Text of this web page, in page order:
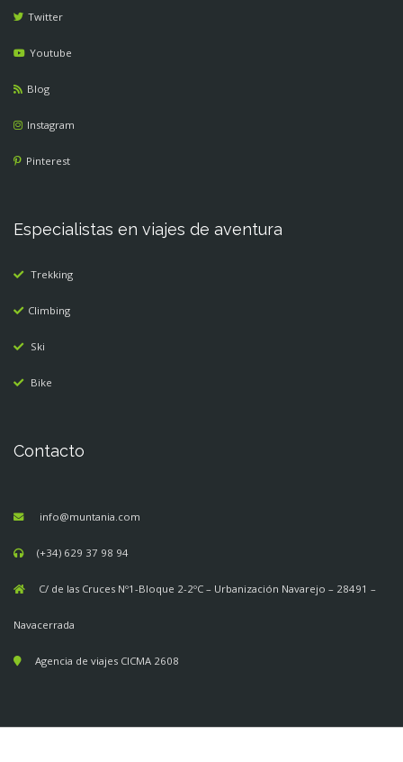
Twitter
Youtube
Blog
Instagram
Pinterest
Especialistas en viajes de aventura
Trekking
Climbing
Ski
Bike
Contacto
info@muntania.com
(+34) 629 37 98 94
C/ de las Cruces Nº1-Bloque 2-2ºC – Urbanización Navarejo – 28491 –
Navacerrada
Agencia de viajes CICMA 2608